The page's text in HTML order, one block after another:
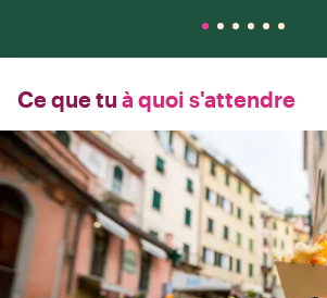
Ce que tu à quoi s'attendre